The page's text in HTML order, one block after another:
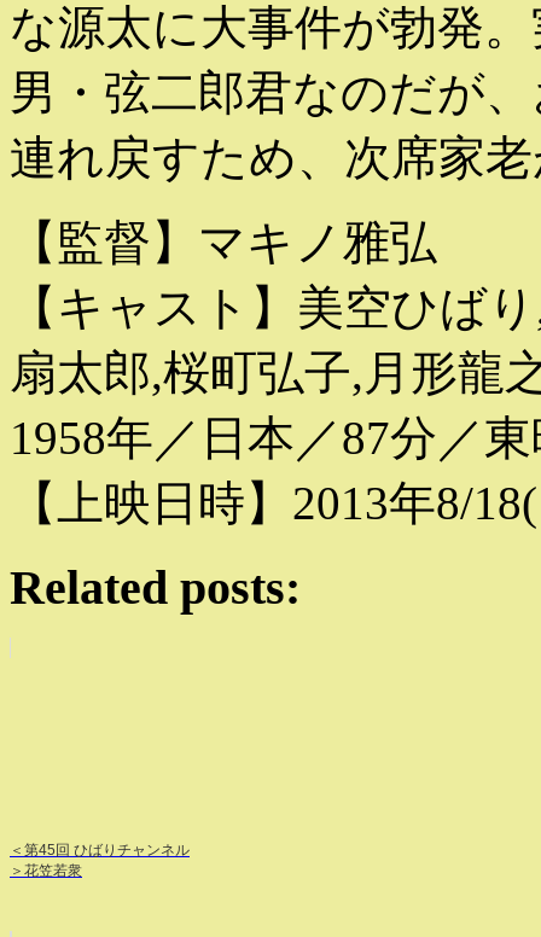
な源太に大事件が勃発
男・弦二郎君なのだが
連れ戻すため、次席家
【監督】マキノ雅弘
【キャスト】美空ひば
扇太郎,桜町弘子,月形龍
1958年／日本／87分／
【上映日時】2013年8/
Related posts:
＜第45回 ひばりチャンネル
＞花笠若衆